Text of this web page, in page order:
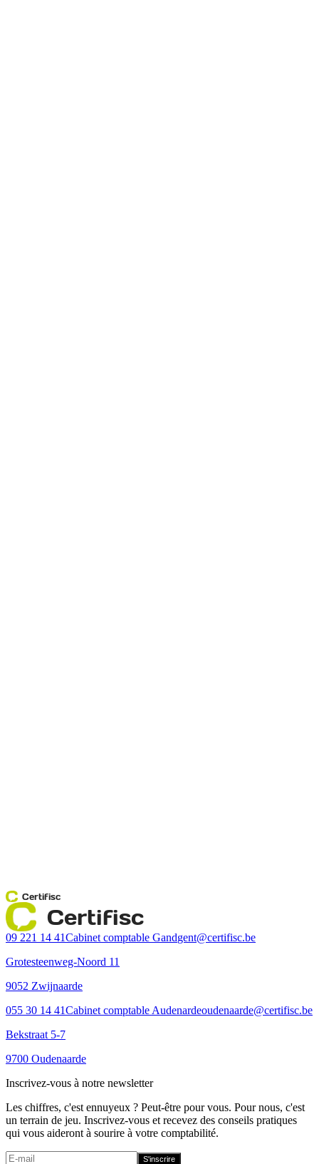
Certifisc
Certifisc
09 221 14 41Cabinet comptable Gandgent@certifisc.be
Grotesteenweg-Noord 11
9052 Zwijnaarde
055 30 14 41Cabinet comptable Audenardeoudenaarde@certifisc.be
Bekstraat 5-7
9700 Oudenaarde
Inscrivez-vous à notre newsletter
Les chiffres, c'est ennuyeux ? Peut-être pour vous. Pour nous, c'est
un terrain de jeu. Inscrivez-vous et recevez des conseils pratiques
qui vous aideront à sourire à votre comptabilité.
S'inscrire